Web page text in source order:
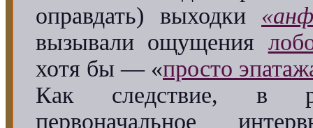
оправдать) выходки
вызывали ощущения
хотя бы — «просто
Как следствие, в
первоначальное